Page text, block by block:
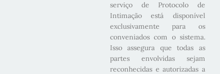
serviço de Protocolo de
Intimação está disponível
exclusivamente para os
conveniados com o sistema.
Isso assegura que todas as
partes envolvidas sejam
reconhecidas e autorizadas a